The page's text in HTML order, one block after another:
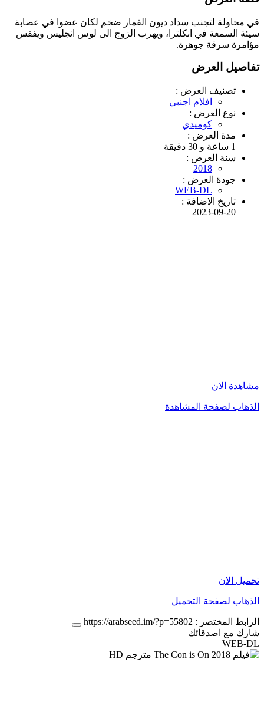
في محاولة لتجنب سداد ديون القمار ضخم لكان عضوا في عصابة
سيئة السمعة في انكلترا، ويهرب الزوج الى لوس انجليس ويفقس
مؤامرة سرقة جوهرة.
تفاصيل العرض
تصنيف العرض :
افلام اجنبي
نوع العرض :
كوميدي
مدة العرض :
1 ساعة و 30 دقيقة
سنة العرض :
2018
جودة العرض :
WEB-DL
تاريخ الاضافة :
2023-09-20
مشاهدة الان
الذهاب لصفحة المشاهدة
تحميل الان
الذهاب لصفحة التحميل
الرابط المختصر : https://arabseed.im/?p=55802
شارك مع اصدقائك
WEB-DL